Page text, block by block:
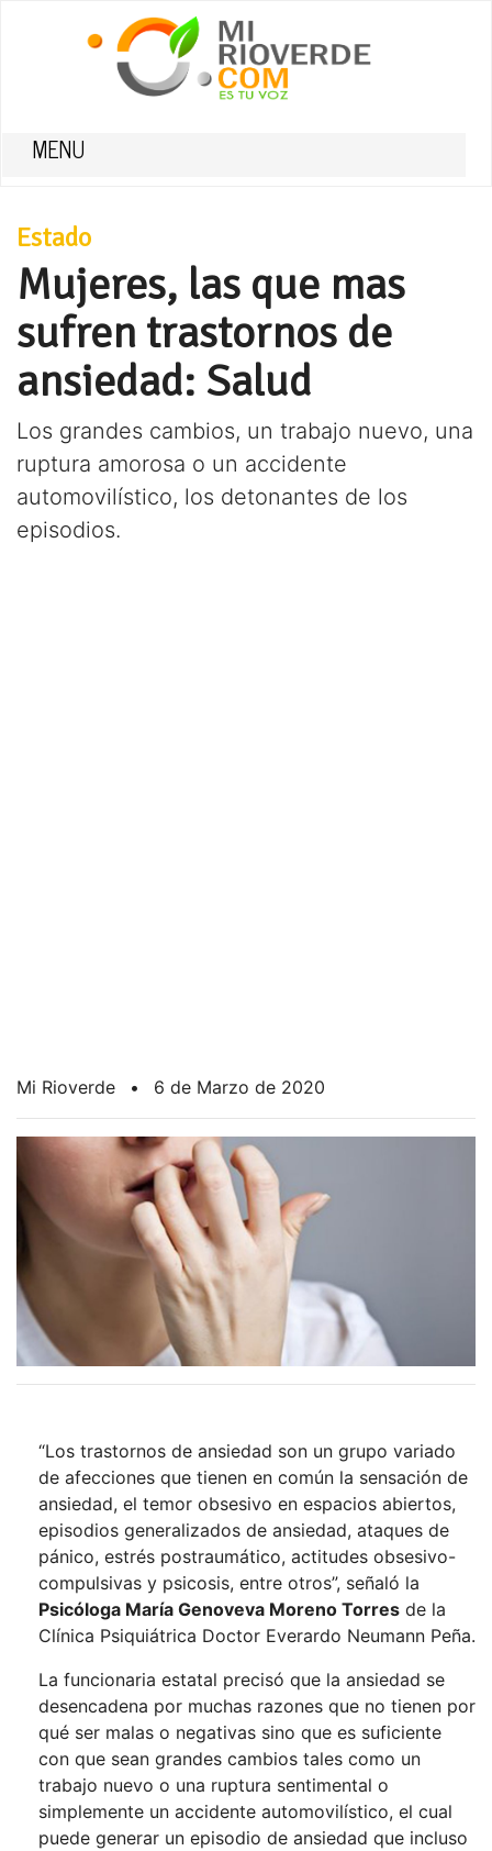
MENU
Estado
Mujeres, las que mas
sufren trastornos de
ansiedad: Salud
Los grandes cambios, un trabajo nuevo, una
ruptura amorosa o un accidente
automovilístico, los detonantes de los
episodios.
Mi Rioverde • 6 de Marzo de 2020
“Los trastornos de ansiedad son un grupo variado
de afecciones que tienen en común la sensación de
ansiedad, el temor obsesivo en espacios abiertos,
episodios generalizados de ansiedad, ataques de
pánico, estrés postraumático, actitudes obsesivo-
compulsivas y psicosis, entre otros”, señaló la
Psicóloga María Genoveva Moreno Torres de la
Clínica Psiquiátrica Doctor Everardo Neumann Peña.
La funcionaria estatal precisó que la ansiedad se
desencadena por muchas razones que no tienen por
qué ser malas o negativas sino que es suficiente
con que sean grandes cambios tales como un
trabajo nuevo o una ruptura sentimental o
simplemente un accidente automovilístico, el cual
puede generar un episodio de ansiedad que incluso